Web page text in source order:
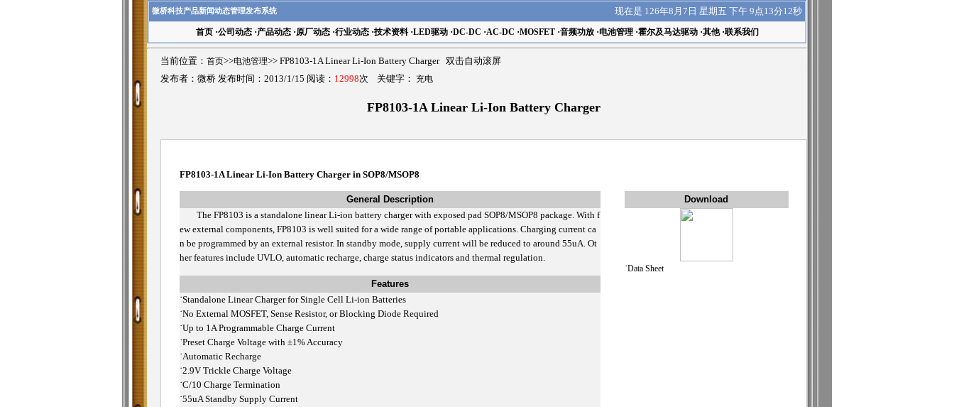
微桥科技产品新闻动态管理发布系统 现在是 126年8月7日 星期五 下午 9点13分12秒
首页·公司动态·产品动态·原厂动态·行业动态·技术资料·LED驱动·DC-DC ·AC-DC ·MOSFET·音频功放·电池管理·霍尔及马达驱动·其他·联系我们
当前位置： 首页>>电池管理>> FP8103-1A Linear Li-Ion Battery Charger 双击自动滚屏
发布者：微桥 发布时间：2013/1/15 阅读： 12998次 关键字： 充电
FP8103-1A Linear Li-Ion Battery Charger
FP8103-1A Linear Li-Ion Battery Charger in SOP8/MSOP8
General Description
Download
The FP8103 is a standalone linear Li-ion battery charger with exposed pad SOP8/MSOP8 package. With f
ew external components, FP8103 is well suited for a wide range of portable applications. Charging current ca
n be programmed by an external resistor. In standby mode, supply current will be reduced to around 55uA. Ot
her features include UVLO, automatic recharge, charge status indicators and thermal regulation.
˙Data Sheet
Features
˙Standalone Linear Charger for Single Cell Li-ion Batteries
˙No External MOSFET, Sense Resistor, or Blocking Diode Required
˙Up to 1A Programmable Charge Current
˙Preset Charge Voltage with ±1% Accuracy
˙Automatic Recharge
˙2.9V Trickle Charge Voltage
˙C/10 Charge Termination
˙55uA Standby Supply Current